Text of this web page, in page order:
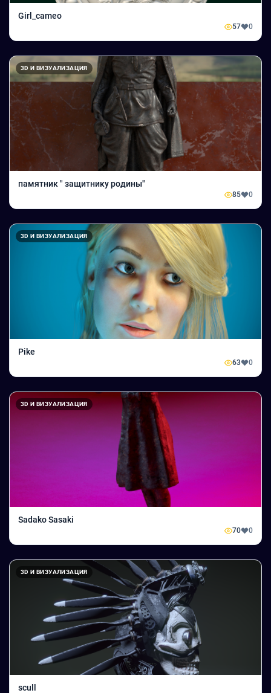
Girl_cameo
57 0
3D И ВИЗУАЛИЗАЦИЯ
памятник " защитнику родины"
85 0
3D И ВИЗУАЛИЗАЦИЯ
Pike
63 0
3D И ВИЗУАЛИЗАЦИЯ
Sadako Sasaki
70 0
3D И ВИЗУАЛИЗАЦИЯ
scull